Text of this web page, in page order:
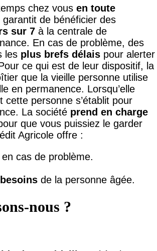
chez vous en toute
de bénéficier des
sur 7 à la centrale de
En cas de problème, des
les plus brefs délais pour alerter
ce qui est de leur dispositif, la
que la vieille personne utilise
en permanence. Lorsqu’elle
cette personne s’établit pour
La société prend en charge
que vous puissiez le garder
Agricole offre :
cas de problème.
de la personne âgée.
nous ?